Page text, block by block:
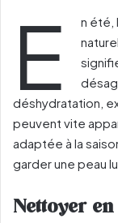
E
n été,
déshydratation,
peuvent vite
adaptée à la
garder une peau
Nettoyer